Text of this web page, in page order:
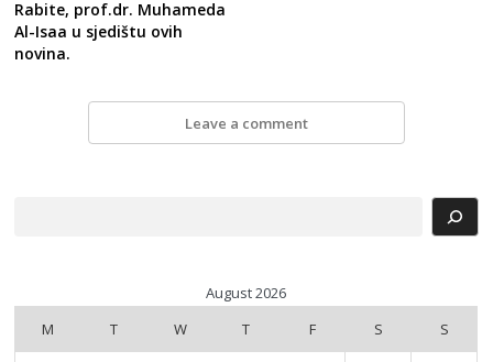
Rabite, prof.dr. Muhameda
Al-Isaa u sjedištu ovih
novina.
Leave a comment
August 2026
M
T W T F S S